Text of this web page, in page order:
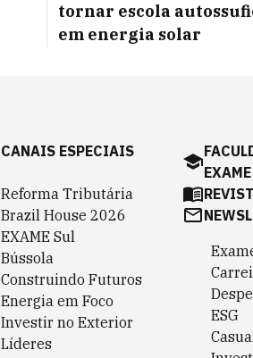
tornar escola
em energia solar
CANAIS ESPECIAIS
Reforma Tributária
Brazil House 2026
EXAME Sul
Bússola
Construindo Futuros
Energia em Foco
Investir no Exterior
Líderes
EXAME
ESG